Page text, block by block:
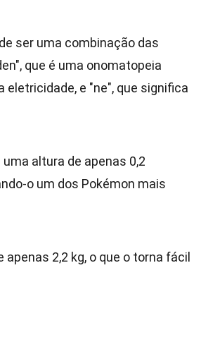
ser uma combinação das
que é uma onomatopeia
eletricidade, e "ne", que significa
altura de apenas 0,2
o um dos Pokémon mais
apenas 2,2 kg, o que o torna fácil